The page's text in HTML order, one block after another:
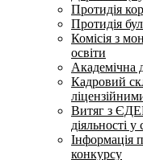
Протидія
Протидія
Комісія з
освіти
Академічна
Кадровий
Витяг з
діяльності
Інформація
конкурсу